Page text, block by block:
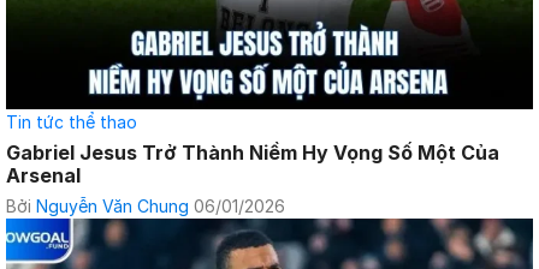
Tin tức thể thao
Gabriel Jesus Trở Thành Niềm Hy Vọng Số Một Của
Arsenal
Bởi Nguyễn Văn Chung 06/01/2026